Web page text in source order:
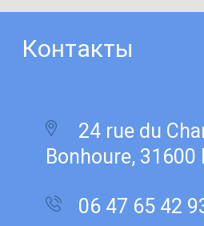
Контакты
24 rue du
Bonhoure, 31600
06 47 65 42